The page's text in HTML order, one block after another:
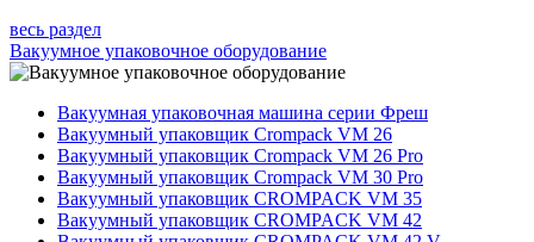
весь раздел
Вакуумное упаковочное оборудование
Вакуумная упаковочная машина серии Фреш
Вакуумный упаковщик Crompack VM 26
Вакуумный упаковщик Crompack VM 26 Pro
Вакуумный упаковщик Crompack VM 30 Pro
Вакуумный упаковщик CROMPACK VM 35
Вакуумный упаковщик CROMPACK VM 42